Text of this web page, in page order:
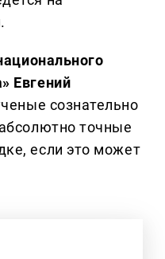
Евгений
сознательно
точные
если это может